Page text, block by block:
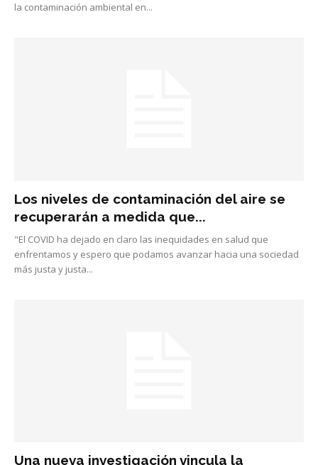
la contaminación ambiental en...
Los niveles de contaminación del aire se
recuperarán a medida que...
"El COVID ha dejado en claro las inequidades en salud que
enfrentamos y espero que podamos avanzar hacia una sociedad
más justa y justa...
Una nueva investigación vincula la